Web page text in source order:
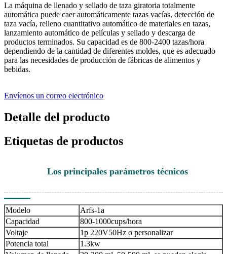
La máquina de llenado y sellado de taza giratoria totalmente
automática puede caer automáticamente tazas vacías, detección de
taza vacía, relleno cuantitativo automático de materiales en tazas,
lanzamiento automático de películas y sellado y descarga de
productos terminados. Su capacidad es de 800-2400 tazas/hora
dependiendo de la cantidad de diferentes moldes, que es adecuado
para las necesidades de producción de fábricas de alimentos y
bebidas.
Envíenos un correo electrónico
Detalle del producto
Etiquetas de productos
Los principales parámetros técnicos
Modelo
Arfs-1a
Capacidad
800-1000cups/hora
Voltaje
1p 220V50Hz o personalizar
Potencia total
1.3kw